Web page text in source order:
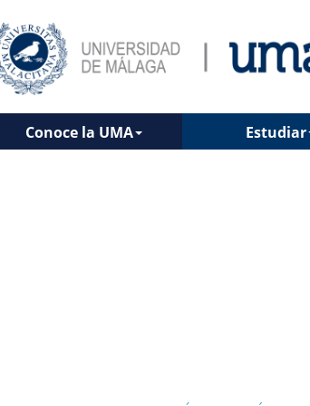
Conoce la UMA Estudiar